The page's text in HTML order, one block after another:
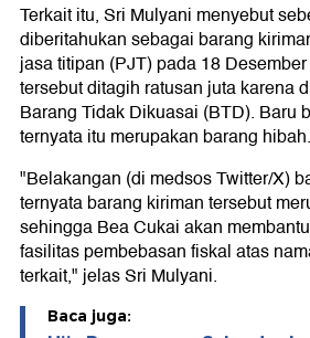
Terkait itu, Sri Mulyani menyebut
diberitahukan sebagai barang
jasa titipan (PJT) pada 18
tersebut ditagih ratusan juta karena
Barang Tidak Dikuasai (BTD). Baru
ternyata itu merupakan barang hibah.
"Belakangan (di medsos Twitter/X)
ternyata barang kiriman tersebut
sehingga Bea Cukai akan
fasilitas pembebasan fiskal atas
terkait," jelas Sri Mulyani.
Baca juga: